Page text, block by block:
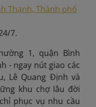
Thạnh, Thành phố
7.
1, quận Bình
- ngay nút giao các
Lê Quang Định và
khu chợ lâu đời
phục vụ nhu cầu